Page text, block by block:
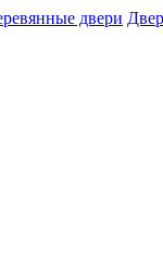
двери